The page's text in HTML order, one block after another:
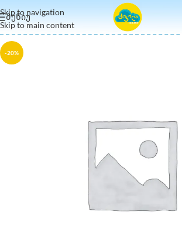
Skip to navigation
Skip to main content
ᲛᲔᲜᲘᲣ
-20%